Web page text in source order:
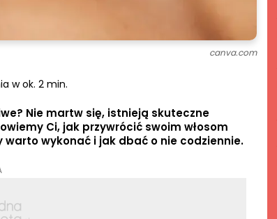
canva.com
w ok. 2 min.
Nie martw się, istnieją skuteczne
Ci, jak przywrócić swoim włosom
warto wykonać i jak dbać o nie codziennie.